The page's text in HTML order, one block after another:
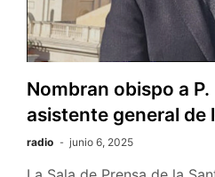
Nombran obispo a P.
asistente general de
radio junio 6, 2025